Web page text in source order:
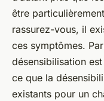
être
rassurez-vous, il
ces symptômes.
désensibilisation
ce que la
existants pour un